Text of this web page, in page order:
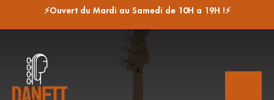
⚡Ouvert du Mardi au Samedi de 10H a 19H !⚡